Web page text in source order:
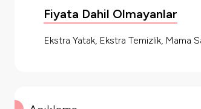
Fiyata Dahil Olmayanlar
Ekstra Yatak, Ekstra Temizlik, Mama